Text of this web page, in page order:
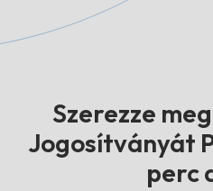
Szerezze
Jogosítványát
perc